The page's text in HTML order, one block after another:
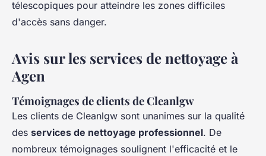
télescopiques pour atteindre les zones difficiles
d'accès sans danger.
Avis sur les services de nettoyage à
Agen
Témoignages de clients de Cleanlgw
Les clients de Cleanlgw sont unanimes sur la qualité
des services de nettoyage professionnel. De
nombreux témoignages soulignent l'efficacité et le